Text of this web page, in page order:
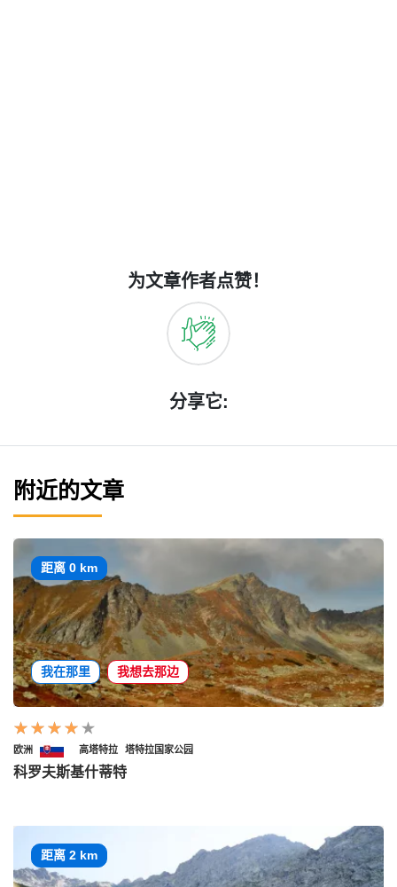
为文章作者点赞！
分享它:
附近的文章
距离 0 km
我在那里 我想去那边
欧洲 高塔特拉 塔特拉国家公园
科罗夫斯基什蒂特
距离 2 km